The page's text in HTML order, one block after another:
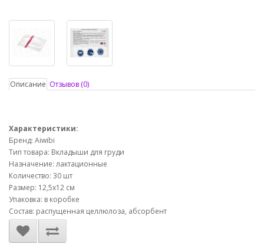
Описание Отзывов (0)
Характеристики:
Бренд: Aiwibi
Тип товара: Вкладыши для груди
Назначение: лактационные
Количество: 30 шт
Размер: 12,5х12 см
Упаковка: в коробке
Состав: распущенная целлюлоза, абсорбент